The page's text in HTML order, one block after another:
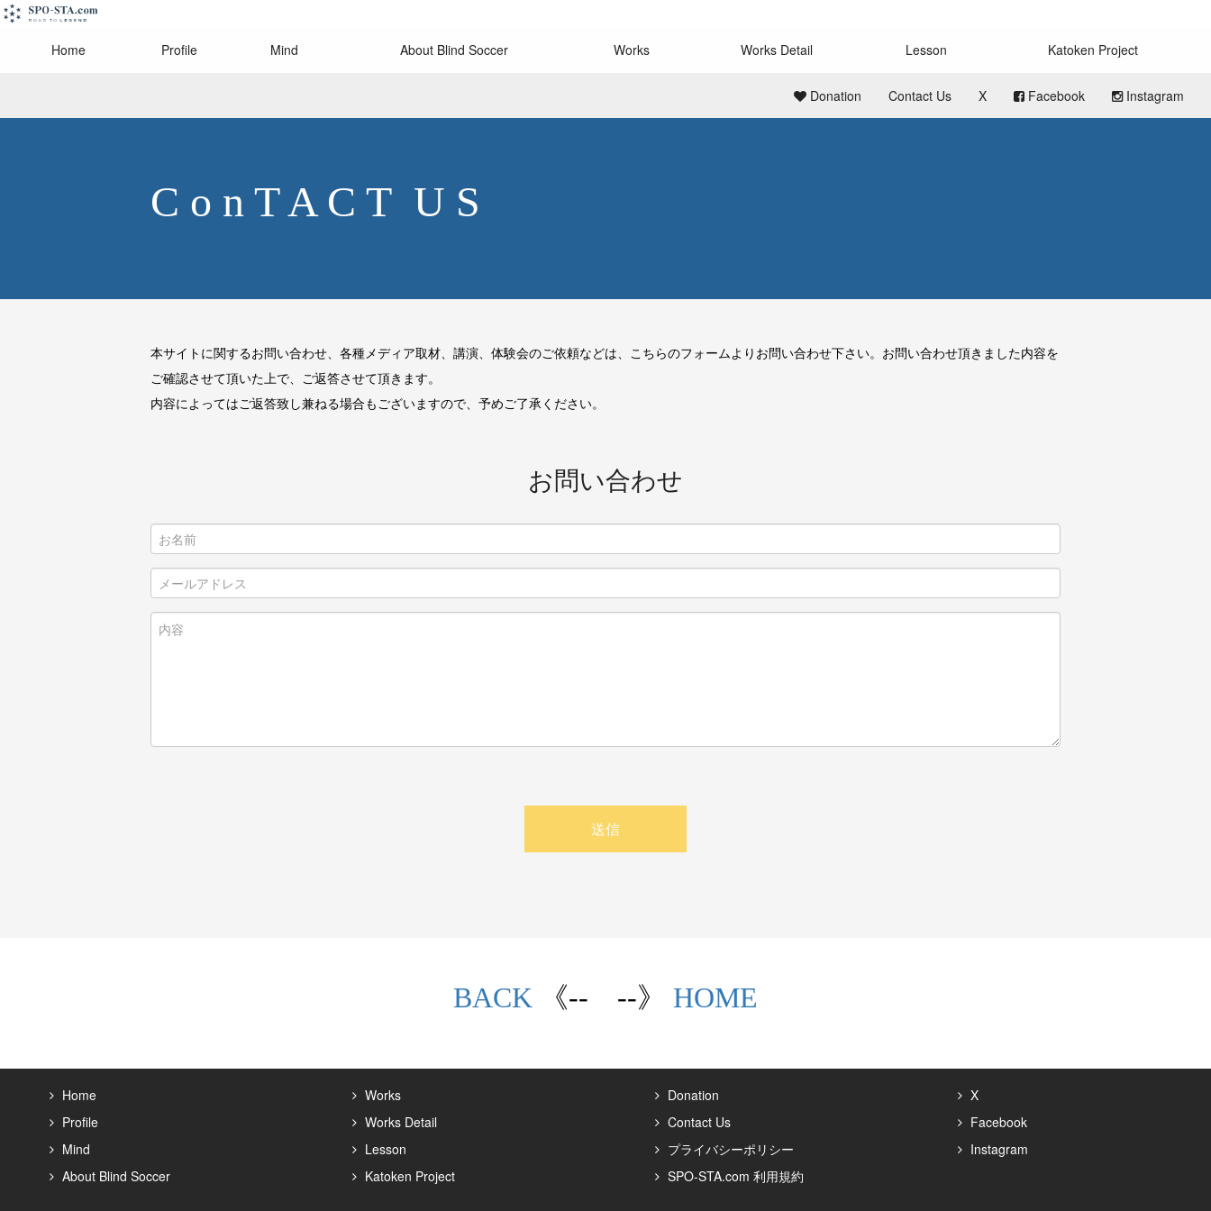
Home Profile Mind About Blind Soccer Works Works Detail Lesson Katoken Project
Donation Contact Us X Facebook Instagram
C o n T A C T U S
本サイトに関するお問い合わせ、各種メディア取材、講演、体験会のご依頼などは、こちらのフォームよりお問い合わせ下さい。 お問い合わせ頂きました内容を
ご確認させて頂いた上で、ご返答させて頂きます。
内容によってはご返答致し兼ねる場合もございますので、予めご了承ください。
お問い合わせ
送信
BACK 《-- --》 HOME
Home
Profile
Mind
About Blind Soccer
Works
Works Detail
Lesson
Katoken Project
Donation
Contact Us
プライバシーポリシー
SPO-STA.com 利用規約
X
Facebook
Instagram